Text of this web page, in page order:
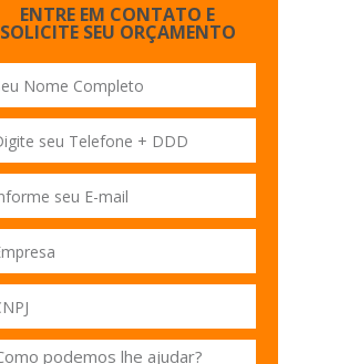
ENTRE EM CONTATO E
SOLICITE SEU ORÇAMENTO